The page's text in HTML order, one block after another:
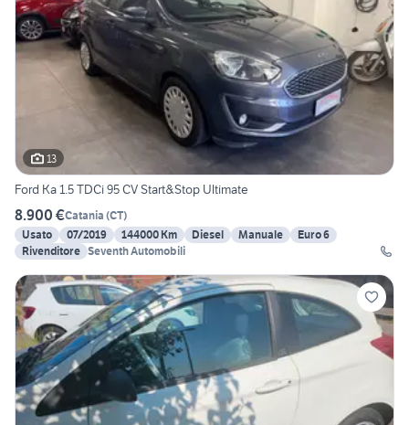
13
Ford Ka 1.5 TDCi 95 CV Start&Stop Ultimate
8.900 €Catania (CT)
Usato
07/2019 144000 Km Diesel Manuale
Euro 6
Rivenditore Seventh Automobili